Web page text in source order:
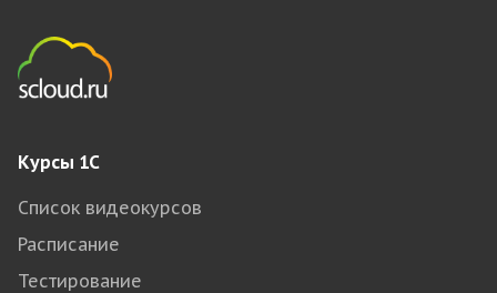
Курсы 1С
Список видеокурсов
Расписание
Тестирование